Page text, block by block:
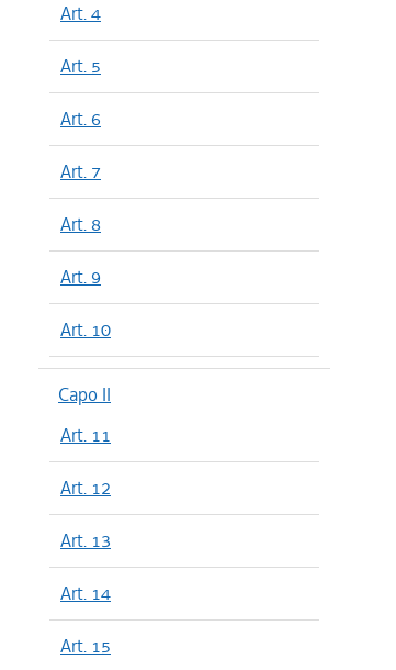
Art. 4
Art. 5
Art. 6
Art. 7
Art. 8
Art. 9
Art. 10
Capo II
Art. 11
Art. 12
Art. 13
Art. 14
Art. 15